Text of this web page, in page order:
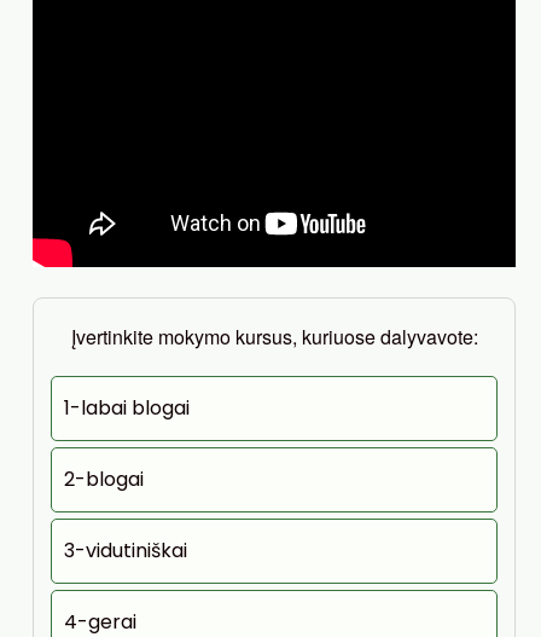
Įvertinkite mokymo kursus, kuriuose dalyvavote:
1-labai blogai
2-blogai
3-vidutiniškai
4-gerai